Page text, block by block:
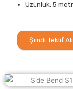
Uzunluk: 5
Şimdi Teklif